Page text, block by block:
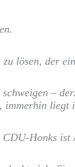
zu lösen, der
schweigen –
immerhin
Honks ist